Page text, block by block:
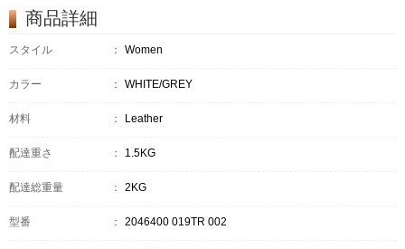
商品詳細
スタイル ： Women
カラー ： WHITE/GREY
材料 ： Leather
配達重さ ： 1.5KG
配達総重量 ： 2KG
型番 ： 2046400 019TR 002